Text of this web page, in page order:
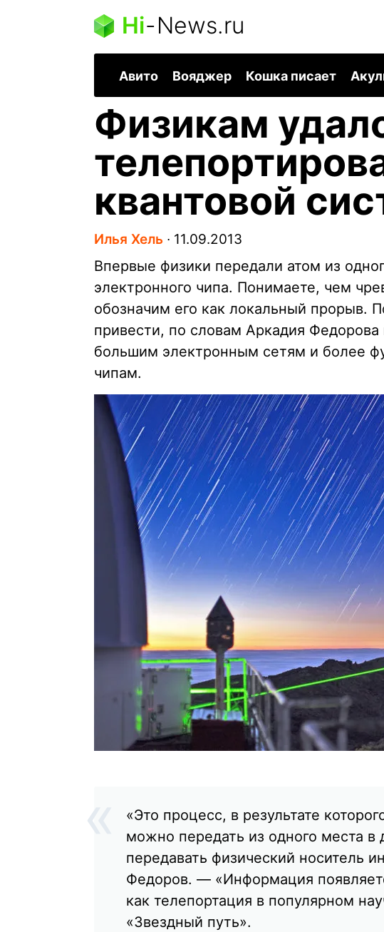
Hi-News.ru
Авито Вояджер Кошка писает
Физикам
квантовой
Илья Хель ∙ 11.09.2013
Впервые физики передали атом из
электронного чипа. Понимаете, чем
обозначим его как локальный прорыв.
привести, по словам Аркадия Федорова
большим электронным сетям и более
чипам.
«Это процесс, в результате
можно передать из одного места в
передавать физический носитель
Федоров. — «Информация
как телепортация в популярном
«Звездный путь».